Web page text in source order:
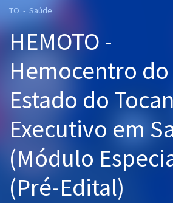
Cursos 20% OFF
Graduação
OAB
Mentorias
Questões grátis
TO - Saúde
HEMOTO -
Hemocentro do
Estado do
Executivo em
(Módulo
(Pré-Edital)